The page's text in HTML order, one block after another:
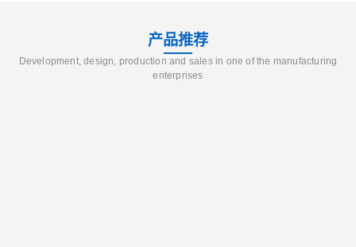
产品推荐
Development, design, production and sales in one of the manufacturing
enterprises